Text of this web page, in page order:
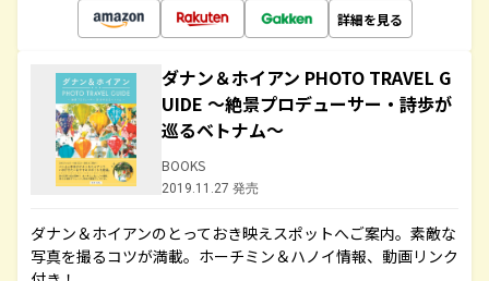
詳細を見る
ダナン＆ホイアン PHOTO TRAVEL G
UIDE ～絶景プロデューサー・詩歩が
巡るベトナム～
BOOKS
2019.11.27 発売
ダナン＆ホイアンのとっておき映えスポットへご案内。素敵な
写真を撮るコツが満載。ホーチミン＆ハノイ情報、動画リンク